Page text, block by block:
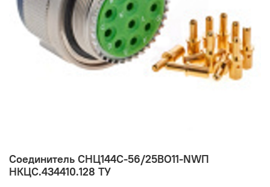
Соединитель СНЦ144С-56/25ВО11-NWП
НКЦС.434410.128 ТУ